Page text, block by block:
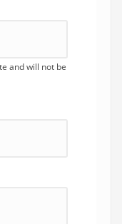
and will not be